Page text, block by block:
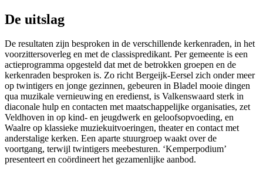
De uitslag
De resultaten zijn besproken in de verschillende kerkenraden, in het
voorzittersoverleg en met de classispredikant. Per gemeente is een
actieprogramma opgesteld dat met de betrokken groepen en de
kerkenraden besproken is. Zo richt Bergeijk-Eersel zich onder meer
op twintigers en jonge gezinnen, gebeuren in Bladel mooie dingen
qua muzikale vernieuwing en eredienst, is Valkenswaard sterk in
diaconale hulp en contacten met maatschappelijke organisaties, zet
Veldhoven in op kind- en jeugdwerk en geloofsopvoeding, en
Waalre op klassieke muziekuitvoeringen, theater en contact met
anderstalige kerken. Een aparte stuurgroep waakt over de
voortgang, terwijl twintigers meebesturen. ‘Kemperpodium’
presenteert en coördineert het gezamenlijke aanbod.